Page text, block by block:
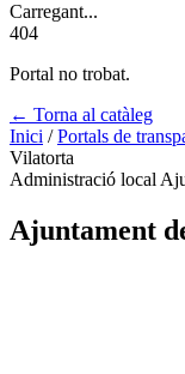
Carregant...
404
Portal no trobat.
← Torna al catàleg
Inici / Portals de
Vilatorta
Administració local
Ajuntament